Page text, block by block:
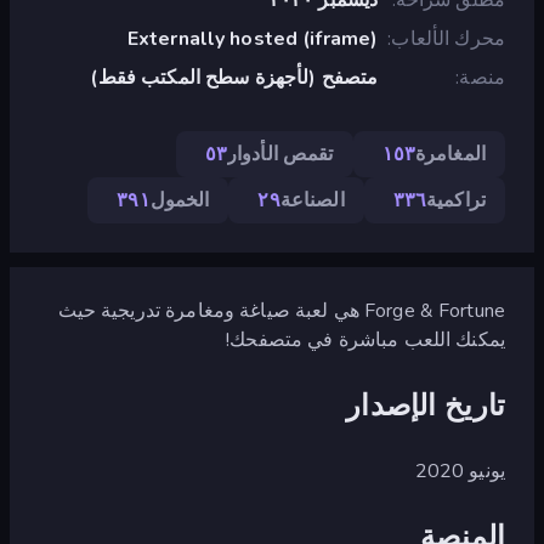
محرك الألعاب
Externally hosted (iframe)
منصة
متصفح (لأجهزة سطح المكتب فقط)
المغامرة١٥٣ تقمص الأدوار٥٣
تراكمية٣٣٦ الصناعة٢٩ الخمول٣٩١
Forge & Fortune هي لعبة صياغة ومغامرة تدريجية حيث
يمكنك اللعب مباشرة في متصفحك!
تاريخ الإصدار
يونيو 2020